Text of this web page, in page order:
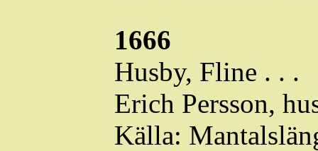
1666
Husby, Fline . . .
Erich Persson,
Källa: